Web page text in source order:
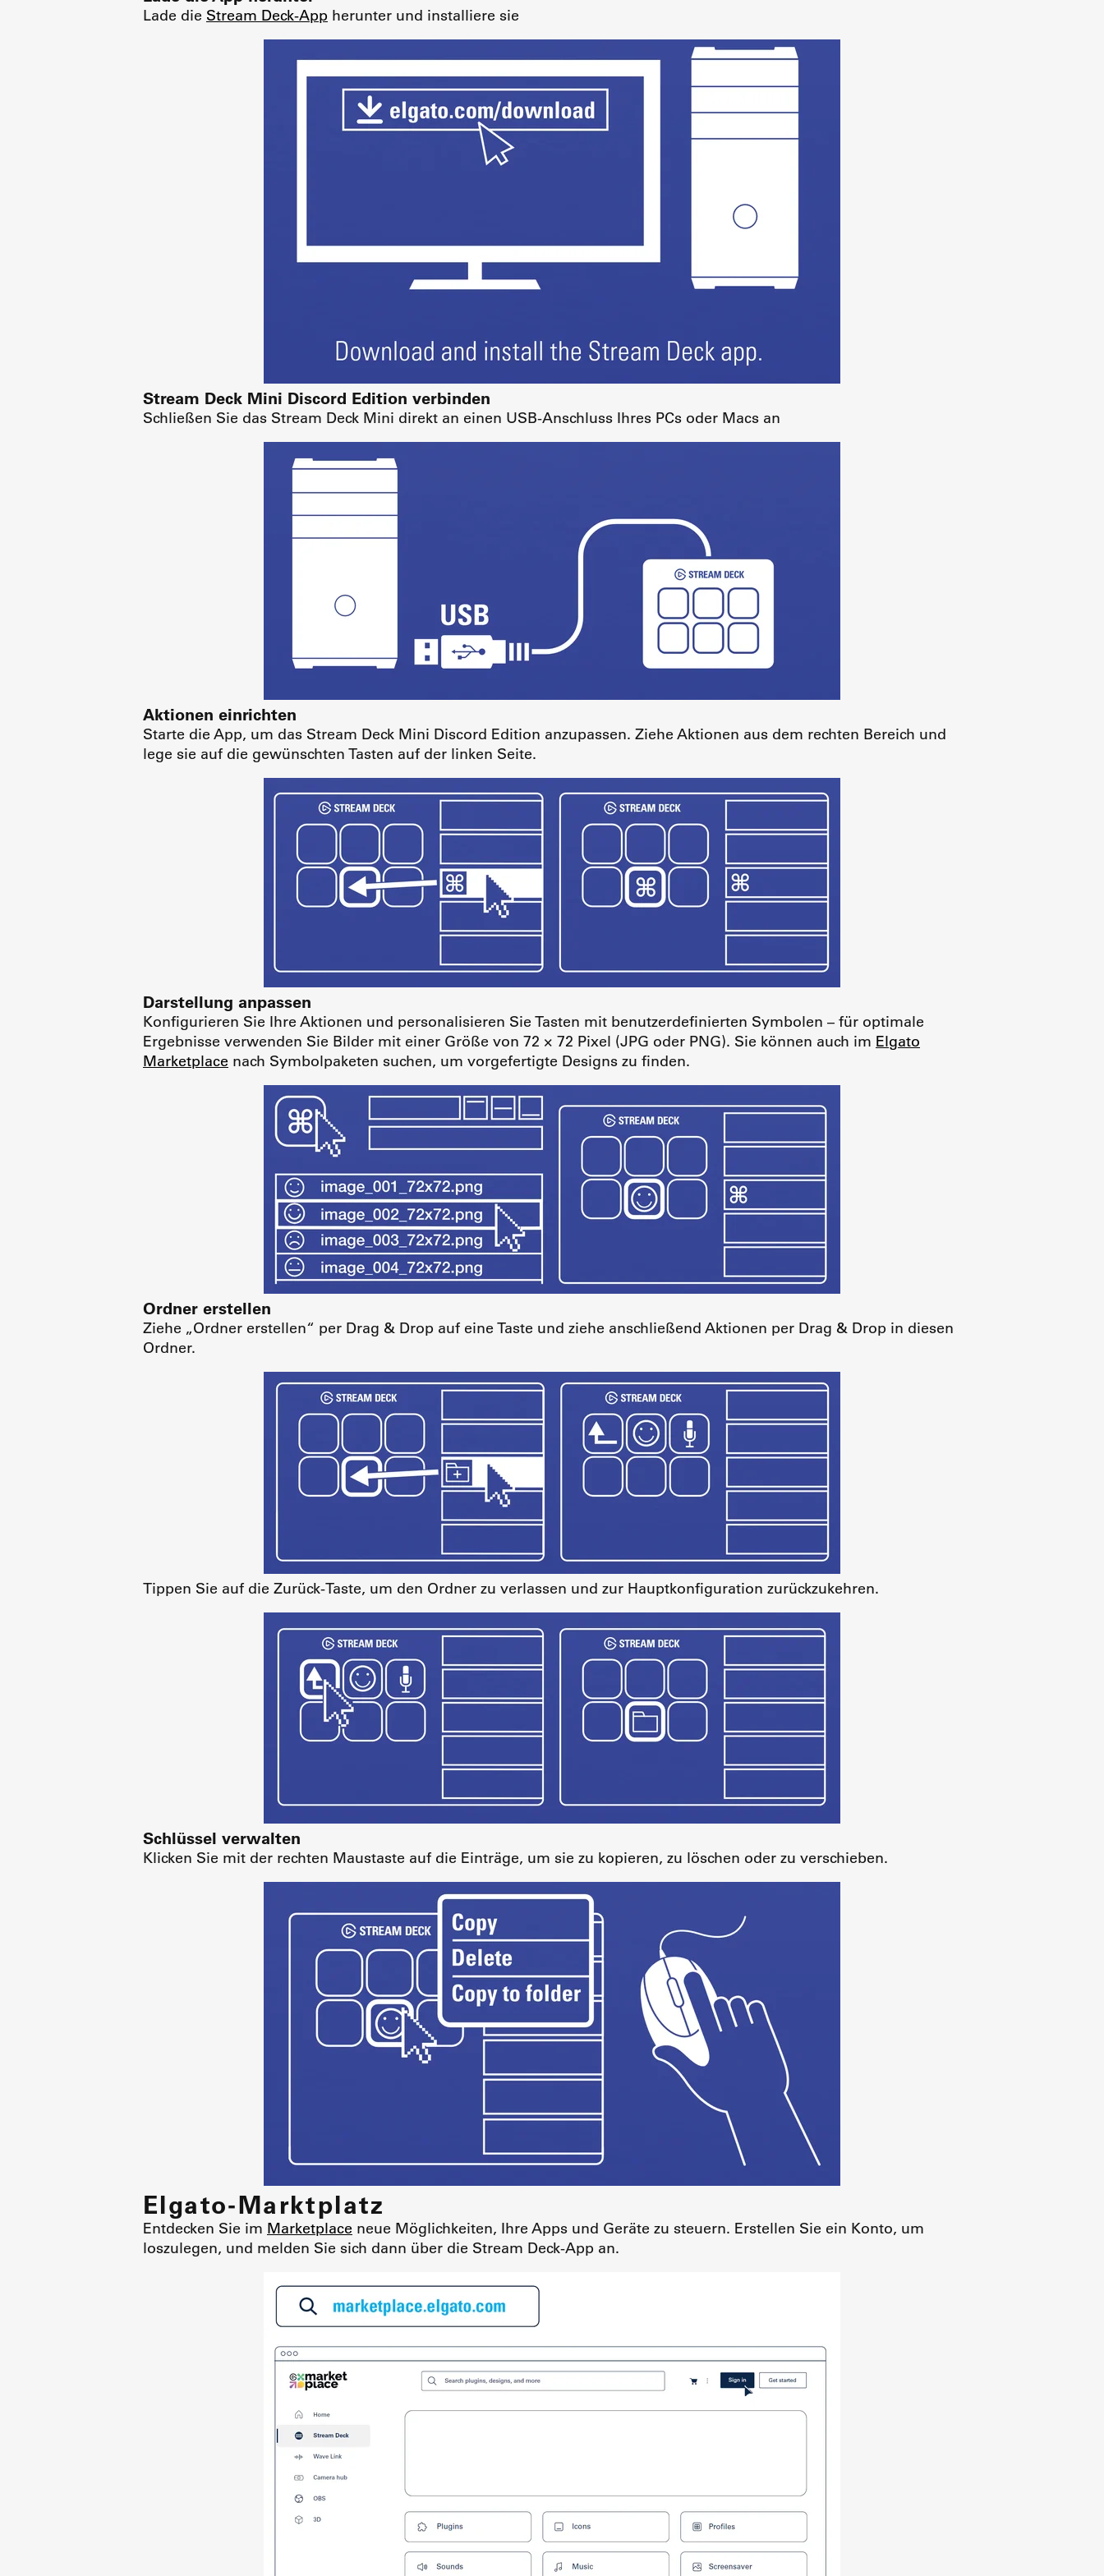
Lade die Stream Deck-App herunter und installiere sie
Stream Deck Mini Discord Edition verbinden
Schließen Sie das Stream Deck Mini direkt an einen USB-Anschluss Ihres PCs oder Macs an
Aktionen einrichten
Starte die App, um das Stream Deck Mini Discord Edition anzupassen. Ziehe Aktionen aus dem rechten Bereich und
lege sie auf die gewünschten Tasten auf der linken Seite.
Darstellung anpassen
Konfigurieren Sie Ihre Aktionen und personalisieren Sie Tasten mit benutzerdefinierten Symbolen – für optimale
Ergebnisse verwenden Sie Bilder mit einer Größe von 72 × 72 Pixel (JPG oder PNG). Sie können auch im Elgato
Marketplace nach Symbolpaketen suchen, um vorgefertigte Designs zu finden.
Ordner erstellen
Ziehe „Ordner erstellen“ per Drag & Drop auf eine Taste und ziehe anschließend Aktionen per Drag & Drop in diesen
Ordner.
Tippen Sie auf die Zurück-Taste, um den Ordner zu verlassen und zur Hauptkonfiguration zurückzukehren.
Schlüssel verwalten
Klicken Sie mit der rechten Maustaste auf die Einträge, um sie zu kopieren, zu löschen oder zu verschieben.
Elgato-Marktplatz
Entdecken Sie im Marketplace neue Möglichkeiten, Ihre Apps und Geräte zu steuern. Erstellen Sie ein Konto, um
loszulegen, und melden Sie sich dann über die Stream Deck-App an.